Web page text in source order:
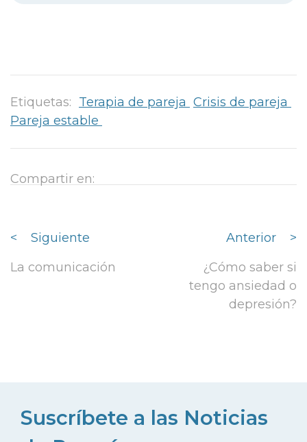
Etiquetas: Terapia de pareja Crisis de pareja
Pareja estable
Compartir en:
<
Siguiente
La comunicación
Anterior
>
¿Cómo saber si
tengo ansiedad o
depresión?
Suscríbete a las Noticias